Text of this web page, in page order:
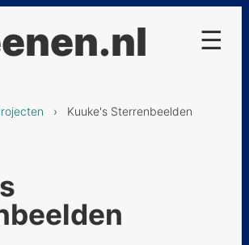
› Kuuke's Sterrenbeelden
☰
Glossarium Astronomicum